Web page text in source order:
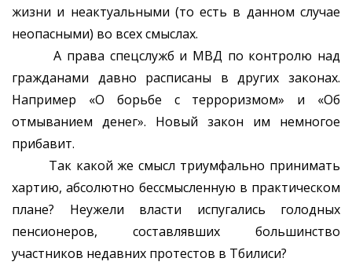
жизни и неактуальными (то есть в данном случае
неопасными) во всех смыслах.
А права спецслужб и МВД по контролю над
гражданами давно расписаны в других законах.
Например «О борьбе с терроризмом» и «Об
отмыванием денег». Новый закон им немногое
прибавит.
Так какой же смысл триумфально принимать
хартию, абсолютно бессмысленную в практическом
плане? Неужели власти испугались голодных
пенсионеров, составлявших большинство
участников недавних протестов в Тбилиси?